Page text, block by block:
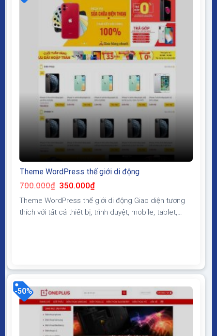
Theme WordPress thế giới di động
700.000₫ Giá
gốc
là:
700.000₫.
350.000₫Giá
tại
là:
350.000₫.
Theme WordPress thế giới di động Giao diện tương
thích với tất cả thiết bị, trình duyệt, mobile, tablet,
-50%